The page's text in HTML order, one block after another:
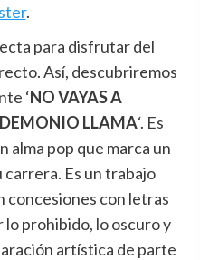
.
para disfrutar del
Así, descubriremos
‘NO VAYAS A
LLAMA‘. Es
alma pop que marca un
carrera. Es un trabajo
concesiones con letras
prohibido, lo oscuro y
artística de parte